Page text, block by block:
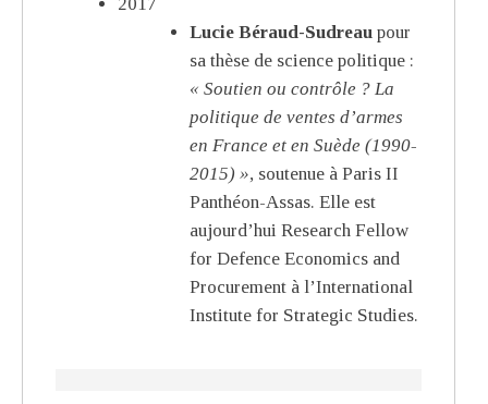
Lucie Béraud-Sudreaupour
sa thèse de science politique :
« Soutien ou contrôle ? La
politique de ventes d’armes
en France et en Suède (1990-
2015) », soutenue à Paris II
Panthéon-Assas. Elle est
aujourd’hui Research Fellow
for Defence Economics and
Procurement à l’International
Institute for Strategic Studies.